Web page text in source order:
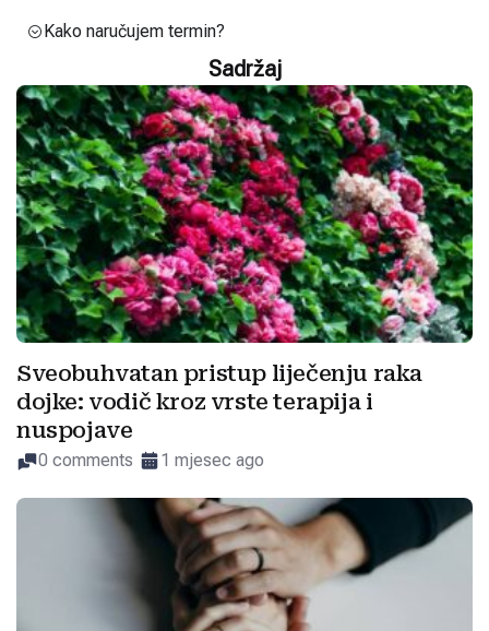
Kako naručujem termin?
Sadržaj
Sveobuhvatan pristup liječenju raka
dojke: vodič kroz vrste terapija i
nuspojave
0 comments 1 mjesec ago